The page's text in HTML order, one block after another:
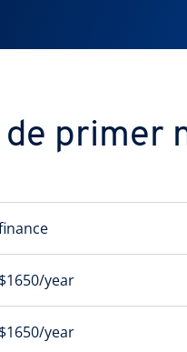
primer
$1650/year
$1650/year